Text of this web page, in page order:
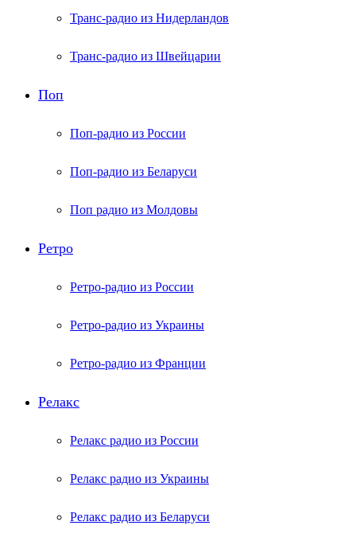
Транс-радио из Нидерландов
Транс-радио из Швейцарии
Поп
Поп-радио из России
Поп-радио из Беларуси
Поп радио из Молдовы
Ретро
Ретро-радио из России
Ретро-радио из Украины
Ретро-радио из Франции
Релакс
Релакс радио из России
Релакс радио из Украины
Релакс радио из Беларуси